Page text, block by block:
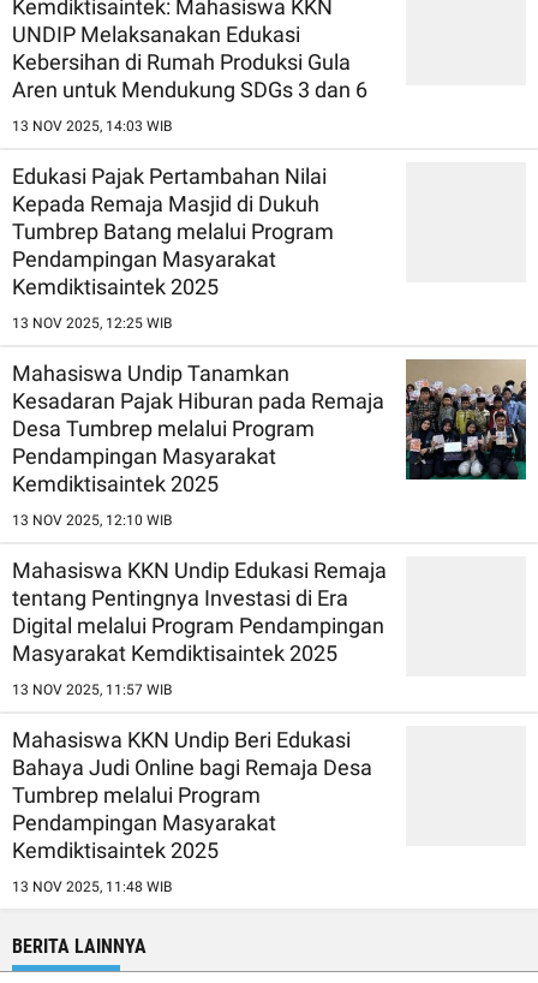
Kemdiktisaintek: Mahasiswa KKN
UNDIP Melaksanakan Edukasi
Kebersihan di Rumah Produksi Gula
Aren untuk Mendukung SDGs 3 dan 6
13 NOV 2025, 14:03 WIB
Edukasi Pajak Pertambahan Nilai
Kepada Remaja Masjid di Dukuh
Tumbrep Batang melalui Program
Pendampingan Masyarakat
Kemdiktisaintek 2025
13 NOV 2025, 12:25 WIB
Mahasiswa Undip Tanamkan
Kesadaran Pajak Hiburan pada Remaja
Desa Tumbrep melalui Program
Pendampingan Masyarakat
Kemdiktisaintek 2025
13 NOV 2025, 12:10 WIB
Mahasiswa KKN Undip Edukasi Remaja
tentang Pentingnya Investasi di Era
Digital melalui Program Pendampingan
Masyarakat Kemdiktisaintek 2025
13 NOV 2025, 11:57 WIB
Mahasiswa KKN Undip Beri Edukasi
Bahaya Judi Online bagi Remaja Desa
Tumbrep melalui Program
Pendampingan Masyarakat
Kemdiktisaintek 2025
13 NOV 2025, 11:48 WIB
BERITA LAINNYA